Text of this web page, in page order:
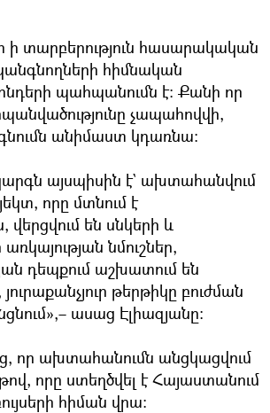
տարբերություն հասարակական
հիմնական
պահպանումն է։ Քանի որ
չապահովվի,
անիմաստ կդառնա։
այսպիսին է` ախտահանվում
որը մտնում է
են սնկերի և
նմուշներ,
դեպքում աշխատում են
թերթիկը բուժման
ասաց Էլիազյանը։
որ ախտահանումն անցկացվում
որը ստեղծվել է Հայաստանում
հիման վրա։